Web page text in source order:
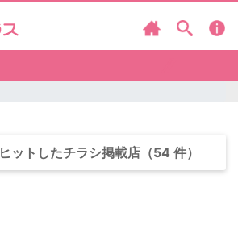
ットしたチラシ掲載店（54 件）